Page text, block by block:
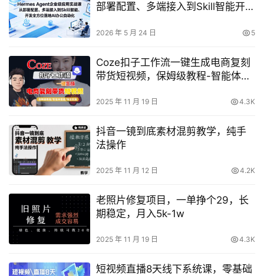
部署配置、多端接入到Skill智能开发
2026 年 5 月 24 日 5
Coze扣子工作流一键生成电商复刻
带货短视频，保姆级教程-智能体搭
2025 年 11 月 19 日 4.3K
抖音一镜到底素材混剪教学，纯手
法操作
2025 年 11 月 12 日 4.2K
老照片修复项目，一单挣个29，长
期稳定，月入5k-1w
2025 年 11 月 19 日 4.3K
短视频直播8天线下系统课，零基础